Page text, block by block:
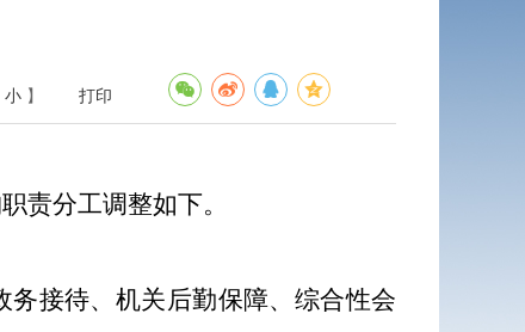
小 】 打印
责分工调整如下。
接待、机关后勤保障、综合性会